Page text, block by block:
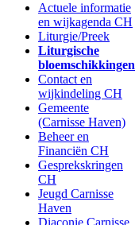
Actuele informatie
en wijkagenda CH
Liturgie/Preek
Liturgische
bloemschikkingen
Contact en
wijkindeling CH
Gemeente
(Carnisse Haven)
Beheer en
Financiën CH
Gesprekskringen
CH
Jeugd Carnisse
Haven
Diaconie Carnisse